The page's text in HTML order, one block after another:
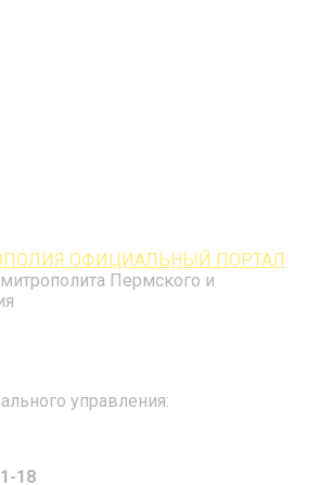
ОФИЦИАЛЬНЫЙ ПОРТАЛ
Пермского и
управления:
18